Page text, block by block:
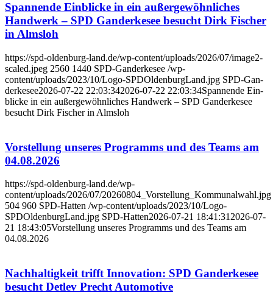
Span­nen­de Ein­bli­cke in ein außer­ge­wöhn­li­ches
Hand­werk – SPD Gan­der­ke­see besucht Dirk Fischer
in Alms­loh
https://spd-oldenburg-land.de/wp-content/uploads/2026/07/image2-
scaled.jpeg 2560 1440 SPD-Gan­der­ke­see /wp-
content/uploads/2023/10/Logo-SPDOldenburgLand.jpg SPD-Gan­
der­ke­see2026-07-22 22:03:342026-07-22 22:03:34Span­nen­de Ein­
bli­cke in ein außer­ge­wöhn­li­ches Hand­werk – SPD Gan­der­ke­see
besucht Dirk Fischer in Alms­loh
Vor­stel­lung unse­res Pro­gramms und des Teams am
04.08.2026
https://spd-oldenburg-land.de/wp-
content/uploads/2026/07/20260804_Vorstellung_Kommunalwahl.jpg
504 960 SPD-Hat­ten /wp-content/uploads/2023/10/Logo-
SPDOldenburgLand.jpg SPD-Hat­ten2026-07-21 18:41:31 2026-07-
21 18:43:05Vor­stel­lung unse­res Pro­gramms und des Teams am
04.08.2026
Nach­hal­tig­keit trifft Inno­va­ti­on: SPD Gan­der­ke­see
besucht Det­lev Precht Auto­mo­ti­ve